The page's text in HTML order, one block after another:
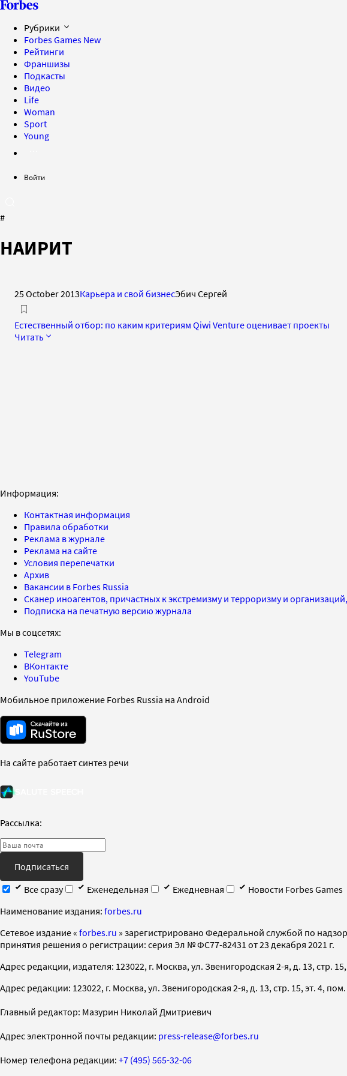
Рубрики
Forbes Games New
Рейтинги
Франшизы
Подкасты
Видео
Life
Woman
Sport
Young
Войти
#
НАИРИТ
25 October 2013Карьера и свой бизнесЭбич Сергей
Естественный отбор: по каким критериям Qiwi Venture оценивает проекты
Читать
Информация:
Контактная информация
Правила обработки
Реклама в журнале
Реклама на сайте
Условия перепечатки
Архив
Вакансии в Forbes Russia
Сканер иноагентов, причастных к экстремизму и терроризму и
Подписка на печатную версию журнала
Мы в соцсетях:
Telegram
ВКонтакте
YouTube
Мобильное приложение Forbes Russia на Android
На сайте работает синтез речи
Рассылка:
Подписаться
Все сразу
Еженедельная Ежедневная
Новости Forbes Games
Наименование издания: forbes.ru
Cетевое издание « forbes.ru » зарегистрировано Федеральной службой по
принятия решения о регистрации: серия Эл № ФС77-82431 от 23 декабря 2021 г.
Адрес редакции, издателя: 123022, г. Москва, ул. Звенигородская 2-я, д. 13, стр.
Адрес редакции: 123022, г. Москва, ул. Звенигородская 2-я, д. 13, стр. 15, эт. 4, пом.
Главный редактор: Мазурин Николай Дмитриевич
Адрес электронной почты редакции: press-release@forbes.ru
Номер телефона редакции: +7 (495) 565-32-06